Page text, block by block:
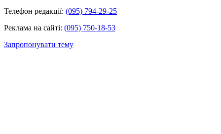
Телефон редакції: (095) 794-29-25
Реклама на сайті: (095) 750-18-53
Запропонувати тему